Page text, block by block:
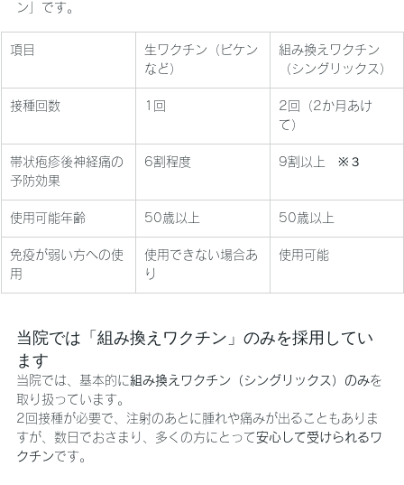
ン」です。
項目
生ワクチン（ビケン
など）
組み換えワクチン
（シングリックス）
接種回数 1回
2回（2か月あけ
て）
帯状疱疹後神経痛の
予防効果
6割程度 9割以上　※３
使用可能年齢 50歳以上 50歳以上
免疫が弱い方への使
用
使用できない場合あ
り
使用可能
当院では「組み換えワクチン」のみを採用してい
ます
当院では、基本的に組み換えワクチン（シングリックス）のみを
取り扱っています。
2回接種が必要で、注射のあとに腫れや痛みが出ることもありま
すが、数日でおさまり、多くの方にとって安心して受けられるワ
クチンです。